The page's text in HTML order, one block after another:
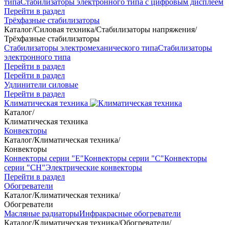
типаСтабилизаторы электронного типа с цифровым дисплеем
Перейти в раздел
Трёхфазные стабилизаторы
Каталог/Силовая техника/Стабилизаторы напряжения/
Трёхфазные стабилизаторы
Стабилизаторы электромеханического типаСтабилизаторы
электронного типа
Перейти в раздел
Перейти в раздел
Удлинители силовые
Перейти в раздел
Климатическая техника
Каталог/
Климатическая техника
Конвекторы
Каталог/Климатическая техника/
Конвекторы
Конвекторы серии "Е"Конвекторы серии "С"Конвекторы
серии "СН"Электрические конвекторы
Перейти в раздел
Обогреватели
Каталог/Климатическая техника/
Обогреватели
Масляные радиаторыИнфракрасные обогреватели
Каталог/Климатическая техника/Обогреватели/